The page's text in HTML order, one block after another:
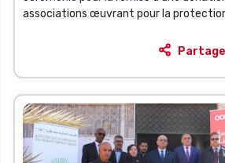
associations œuvrant pour la